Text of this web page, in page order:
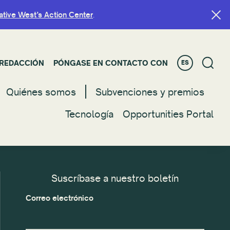
West’s Action Center.
PÓNGASE EN CONTACTO CON ES
Quiénes somos
Subvenciones y premios
Tecnología
Opportunities Portal
West’s Action Center.
PÓNGASE EN CONTACTO CON ES
Quienes somos
Subvenciones y premios
Tecnología
Opportunities Portal
Suscríbase a nuestro boletín
Correo electrónico